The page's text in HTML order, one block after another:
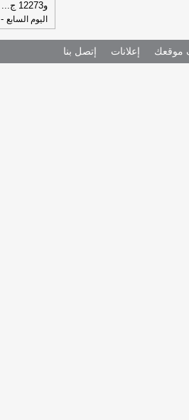
و12273 ج ...
اليوم السابع -
موقعك إعلانات إتصل بنا